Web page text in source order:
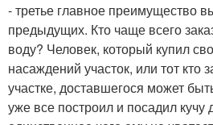
- третье главное преимущество
предыдущих. Кто чаще всего
воду? Человек, который купил
насаждений участок, или тот кто
участке, доставшегося может
уже все построил и посадил кучу